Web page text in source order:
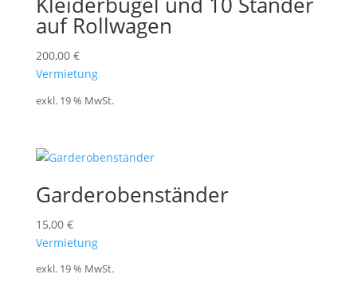
auf Rollwagen
200,00 €
Vermietung
exkl. 19 % MwSt.
Garderobenständer
15,00 €
Vermietung
exkl. 19 % MwSt.